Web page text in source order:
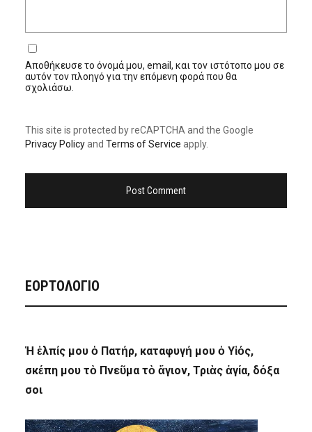
Αποθήκευσε το όνομά μου, email, και τον ιστότοπο μου σε
αυτόν τον πλοηγό για την επόμενη φορά που θα
σχολιάσω.
This site is protected by reCAPTCHA and the Google
Privacy Policyand Terms of Service apply.
ΕΟΡΤΟΛΟΓΙΟ
Ἡ ἐλπίς μου ὁ Πατήρ, καταφυγή μου ὁ Υἱός,
σκέπη μου τὸ Πνεῦμα τὸ ἅγιον, Τριὰς ἁγία, δόξα
σοι